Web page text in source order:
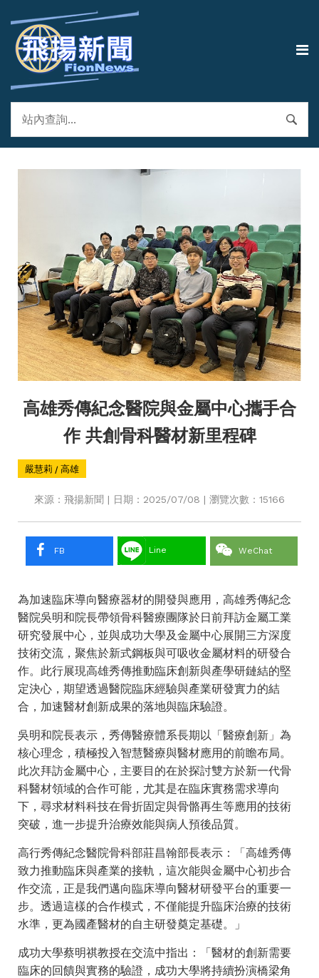
高雄秀傳紀念醫院與金屬中心攜手合
作 共創骨科醫材新里程碑
嚴慧莉 / 高雄
來源：飛揚新聞 | 日期：2025/07/08 | 瀏覽次數：15166
FB Line WeChat
為加速臨床導向醫療器材的開發與應用，高雄秀傳紀念
醫院吳明和院長帶領骨科醫療團隊於日前拜訪金屬工業
研究發展中心，並與成功大學及金屬中心展開三方深度
技術交流，聚焦於新式鋼板與可吸收金屬材料的研發合
作。此行展現高雄秀傳推動臨床創新與產學研鏈結的堅
定決心，期望透過醫院臨床經驗與產業研發實力的結
合，加速醫材創新成果的落地與臨床驗證。
吳明和院長表示，秀傳醫療體系長期以「醫療創新」為
核心理念，積極投入智慧醫療與醫材應用的前瞻布局。
此次拜訪金屬中心，主要目的在於探討雙方於新一代骨
科醫材領域的合作可能，尤其是在臨床實務需求導向
下，尋求材料科技在骨折固定與骨骼再生等應用的技術
突破，進一步提升治療效能與病人預後品質。
高行秀傳紀念醫院骨科部莊昌翰部長表示：「高雄秀傳
致力推動臨床與產業的接軌，這次能與金屬中心初步合
作交流，正是我們邁向臨床導向醫材研發平台的重要一
步。透過這樣的合作模式，不僅能提升臨床治療的技術
水準，更為國產醫材的自主研發奠定基礎。」
成功大學蔡明祺教授在交流中指出：「醫材的創新需要
臨床的回饋與實務的驗證，成功大學將持續扮演橋梁角